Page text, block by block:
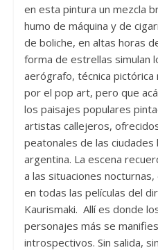
en esta pintura un mezcla
humo de máquina y de
de boliche, en altas horas
forma de estrellas simulan
aerógrafo, técnica pictórica
por el pop art, pero que
los paisajes populares
artistas callejeros,
peatonales de las ciudades
argentina. La escena
a las situaciones
en todas las películas del
Kaurismaki. Allí es donde
personajes más se
introspectivos. Sin salida,